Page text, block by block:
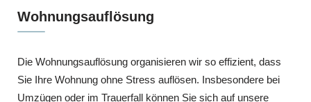
Wohnungsauflösung
Die Wohnungsauflösung organisieren wir so effizient, dass
Sie Ihre Wohnung ohne Stress auflösen. Insbesondere bei
Umzügen oder im Trauerfall können Sie sich auf unsere